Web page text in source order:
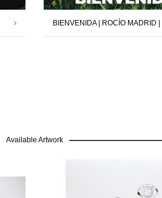
Available Artwork